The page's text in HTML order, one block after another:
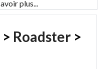
plus...
> Roadster >